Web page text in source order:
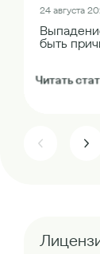
24 августа
быть
Читать